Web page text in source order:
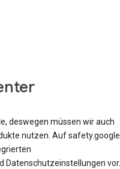
deswegen müssen wir auch
nutzen. Auf safety.google
Datenschutzeinstellungen vor.